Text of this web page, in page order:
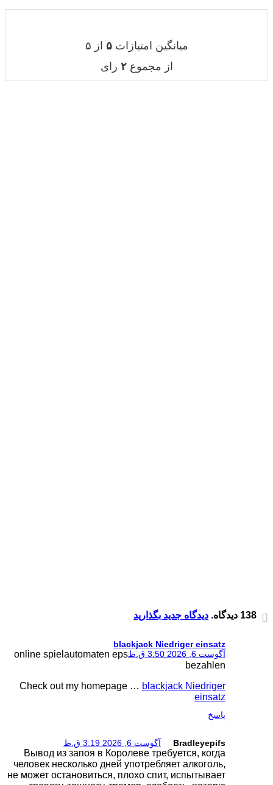
online spielautomaten
Check out my
Вывод из запоя в
человек несколько
не может